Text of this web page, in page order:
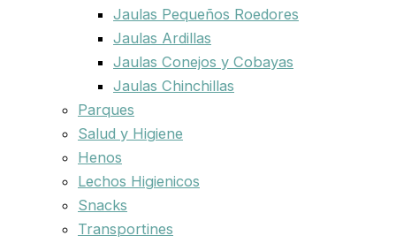
Jaulas Pequeños Roedores
Jaulas Ardillas
Jaulas Conejos y Cobayas
Jaulas Chinchillas
Parques
Salud y Higiene
Henos
Lechos Higienicos
Snacks
Transportines